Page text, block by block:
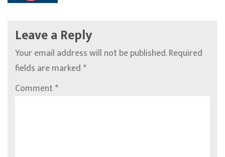
Leave a Reply
Your email address will not be published.Required
fields are marked*
Comment*